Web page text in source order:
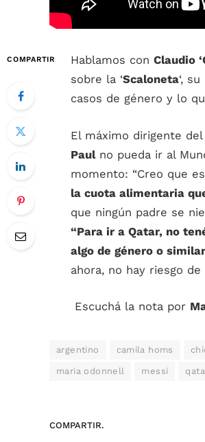
COMPARTIR Hablamos con Claudio
sobre la ‘Scaloneta‘,
casos de género y lo
El máximo dirigente
Paulno pueda ir al
momento: “Creo que
la cuota alimentaria
que ningún padre se
“Para ir a Qatar, no
algo de género o
ahora, no hay riesgo
Escuchá la nota por
argentino camila homs
maria odonnell messi
COMPARTIR.